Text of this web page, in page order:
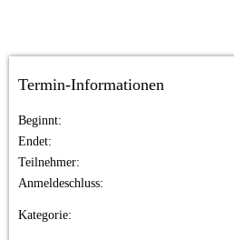
Termin-Informationen
Beginnt
Endet
Teilnehmer
Anmeldeschluss
Kategorie